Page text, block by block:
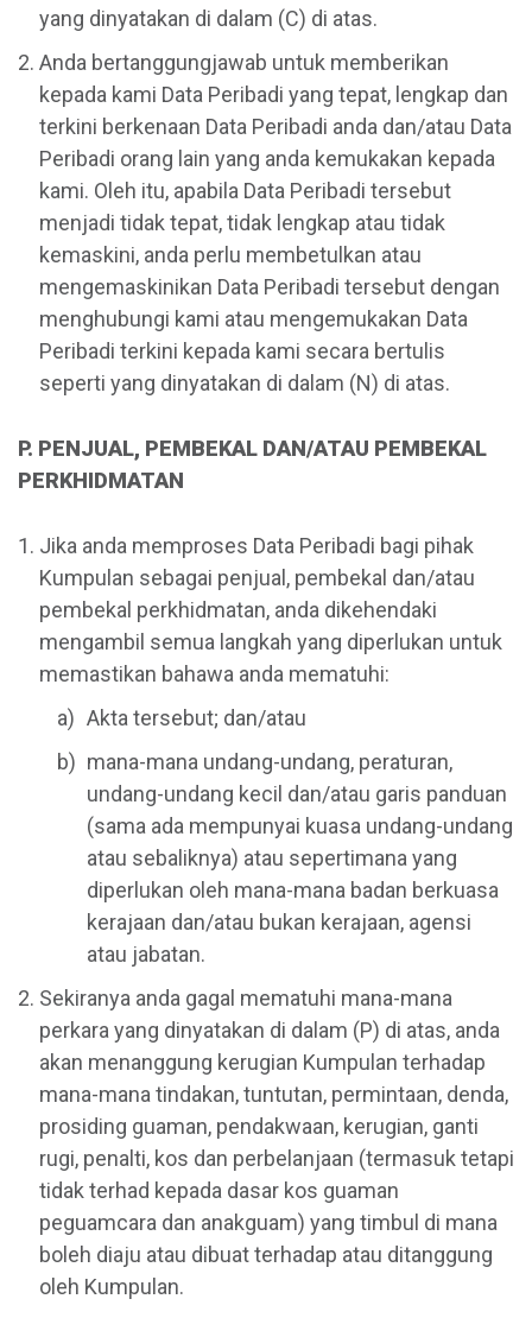
yang dinyatakan di dalam (C) di atas.
Anda bertanggungjawab untuk memberikan
kepada kami Data Peribadi yang tepat, lengkap dan
terkini berkenaan Data Peribadi anda dan/atau Data
Peribadi orang lain yang anda kemukakan kepada
kami. Oleh itu, apabila Data Peribadi tersebut
menjadi tidak tepat, tidak lengkap atau tidak
kemaskini, anda perlu membetulkan atau
mengemaskinikan Data Peribadi tersebut dengan
menghubungi kami atau mengemukakan Data
Peribadi terkini kepada kami secara bertulis
seperti yang dinyatakan di dalam (N) di atas.
P. PENJUAL, PEMBEKAL DAN/ATAU PEMBEKAL
PERKHIDMATAN
Jika anda memproses Data Peribadi bagi pihak
Kumpulan sebagai penjual, pembekal dan/atau
pembekal perkhidmatan, anda dikehendaki
mengambil semua langkah yang diperlukan untuk
memastikan bahawa anda mematuhi:
Akta tersebut; dan/atau
mana-mana undang-undang, peraturan,
undang-undang kecil dan/atau garis panduan
(sama ada mempunyai kuasa undang-undang
atau sebaliknya) atau sepertimana yang
diperlukan oleh mana-mana badan berkuasa
kerajaan dan/atau bukan kerajaan, agensi
atau jabatan.
Sekiranya anda gagal mematuhi mana-mana
perkara yang dinyatakan di dalam (P) di atas, anda
akan menanggung kerugian Kumpulan terhadap
mana-mana tindakan, tuntutan, permintaan, denda,
prosiding guaman, pendakwaan, kerugian, ganti
rugi, penalti, kos dan perbelanjaan (termasuk tetapi
tidak terhad kepada dasar kos guaman
peguamcara dan anakguam) yang timbul di mana
boleh diaju atau dibuat terhadap atau ditanggung
oleh Kumpulan.